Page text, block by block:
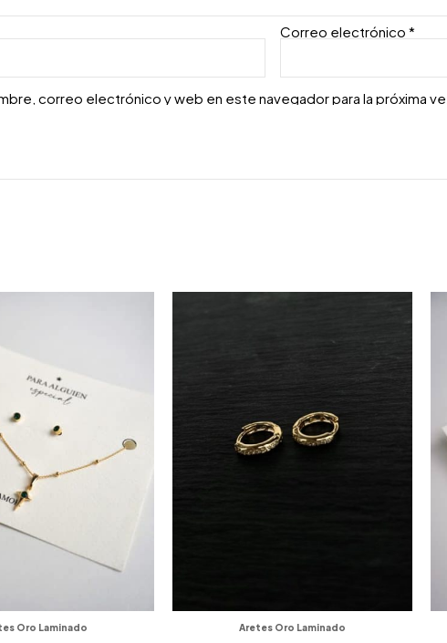
Correo electrónico*
correo electrónico y web en este navegador para la próxima
Oro Laminado Aretes Oro Laminado